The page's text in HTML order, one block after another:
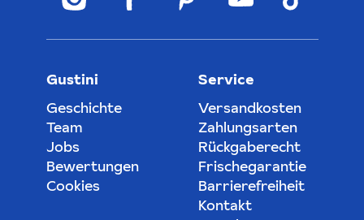
Gustini
Geschichte
Team
Jobs
Bewertungen
Cookies
Service
Versandkosten
Zahlungsarten
Rückgaberecht
Frischegarantie
Barrierefreiheit
Kontakt